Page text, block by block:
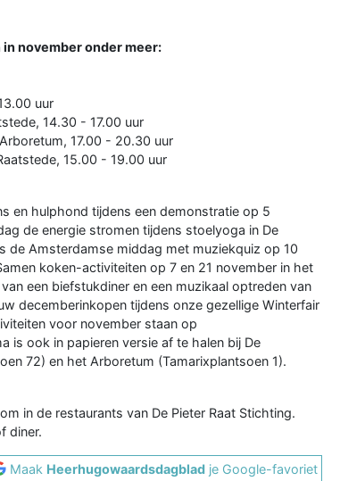
november onder meer:
uur
14.30 - 17.00 uur
17.00 - 20.30 uur
15.00 - 19.00 uur
en hulphond tijdens een demonstratie op 5
de energie stromen tijdens stoelyoga in De
de Amsterdamse middag met muziekquiz op 10
koken-activiteiten op 7 en 21 november in het
een biefstukdiner en een muzikaal optreden van
decemberinkopen tijdens onze gezellige Winterfair
voor november staan op
is ook in papieren versie af te halen bij De
72) en het Arboretum (Tamarixplantsoen 1).
in de restaurants van De Pieter Raat Stichting.
diner.
Maak Heerhugowaardsdagblad je Google-favoriet